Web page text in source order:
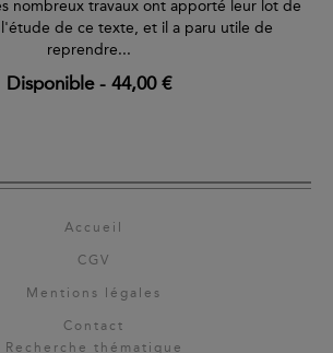
nombreux travaux ont apporté leur lot de
l'étude de ce texte, et il a paru utile de
reprendre...
Disponible- 44,00 €
Accueil
CGV
Mentions légales
Contact
Recherche thématique